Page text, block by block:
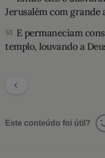
Jerusalém com grande
53 E permaneciam
templo, louvando a
Este conteúdo foi útil?